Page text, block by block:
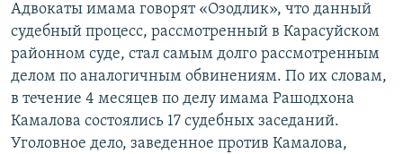
Адвокаты имама говорят «Озодлик», что данный
судебный процесс, рассмотренный в Карасуйском
районном суде, стал самым долго рассмотренным
делом по аналогичным обвинениям. По их словам,
в течение 4 месяцев по делу имама Рашодхона
Камалова состоялись 17 судебных заседаний.
Уголовное дело, заведенное против Камалова,